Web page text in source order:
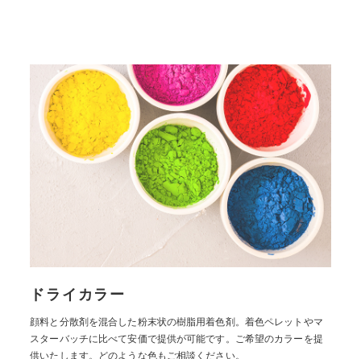
ドライカラー
顔料と分散剤を混合した粉末状の樹脂用着色剤。着色ペレットやマ
スターバッチに比べて安価で提供が可能です。ご希望のカラーを提
供いたします。どのような色もご相談ください。